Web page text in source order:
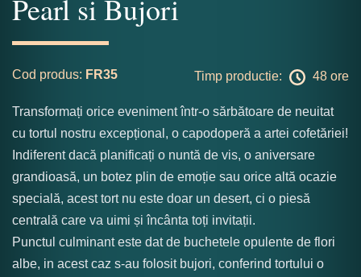
Pearl si Bujori
Cod produs: FR35 Timp productie: 48 ore
Transformați orice eveniment într-o sărbătoare de neuitat
cu tortul nostru excepțional, o capodoperă a artei cofetăriei!
Indiferent dacă planificați o nuntă de vis, o aniversare
grandioasă, un botez plin de emoție sau orice altă ocazie
specială, acest tort nu este doar un desert, ci o piesă
centrală care va uimi și încânta toți invitații.
Punctul culminant este dat de buchetele opulente de flori
albe, in acest caz s-au folosit bujori, conferind tortului o